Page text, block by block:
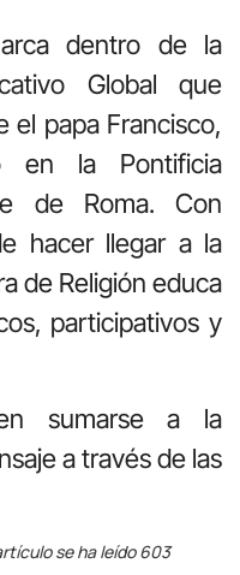
dentro de la
Global que
el papa Francisco,
en la Pontificia
de Roma. Con
hacer llegar a la
de Religión educa
participativos y
sumarse a la
a través de las
se ha leído 603